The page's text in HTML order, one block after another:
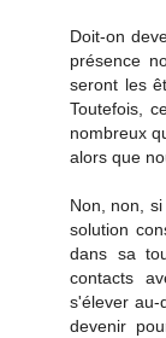
Doit-on
présence
seront les
Toutefois,
nombreux
alors que
Non, non,
solution
dans sa
contacts
s'élever au-
devenir